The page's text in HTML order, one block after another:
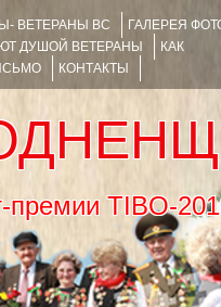
ВЕТЕРАНЫ ВС
ГАЛЕРЕЯ
ДУШОЙ ВЕТЕРАНЫ
КАК
КОНТАКТЫ
премии